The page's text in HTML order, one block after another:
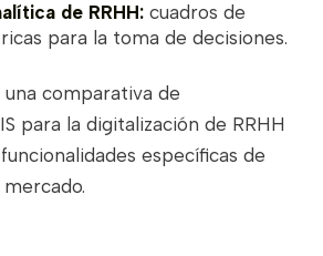
de RRHH: cuadros de
para la toma de decisiones.
una comparativa de
para la digitalización de RRHH
específicas de